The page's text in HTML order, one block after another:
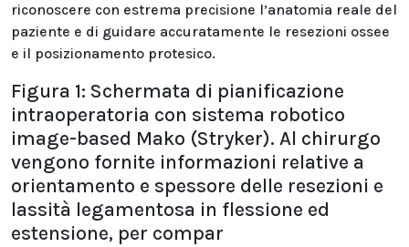
riconoscere con estrema precisione l’anatomia reale del
paziente e di guidare accuratamente le resezioni ossee
e il posizionamento protesico.
Figura 1: Schermata di pianificazione
intraoperatoria con sistema robotico
image-based Mako (Stryker). Al chirurgo
vengono fornite informazioni relative a
orientamento e spessore delle resezioni e
lassità legamentosa in flessione ed
estensione, per compar